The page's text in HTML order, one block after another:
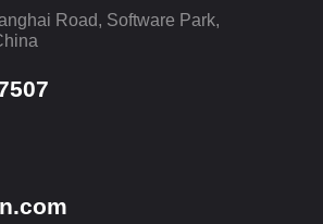
PIÙ
Road, Software Park,